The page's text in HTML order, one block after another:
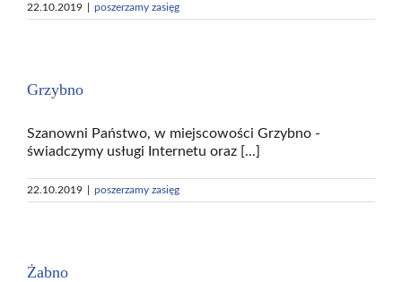
22.10.2019 poszerzamy zasięg
Grzybno
Szanowni Państwo, w miejscowości Grzybno -
świadczymy usługi Internetu oraz [...]
22.10.2019 poszerzamy zasięg
Żabno